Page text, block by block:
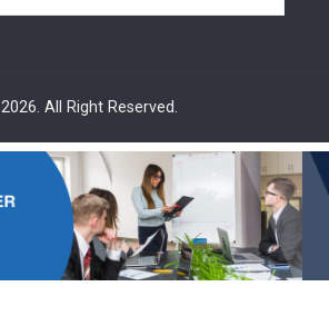
All Right Reserved.